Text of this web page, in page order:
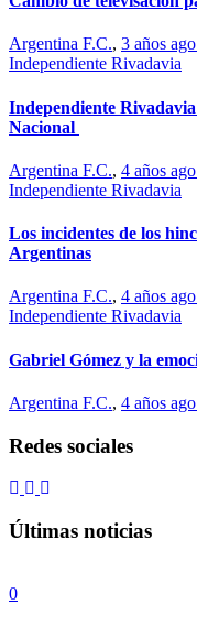
Argentina F.C., 3 años ago
Independiente Rivadavia
Independiente
Nacional
Argentina F.C., 4 años ago
Independiente Rivadavia
Los incidentes de los
Argentinas
Argentina F.C., 4 años ago
Independiente Rivadavia
Gabriel Gómez y la
Argentina F.C., 4 años ago
Redes sociales
Últimas noticias
0